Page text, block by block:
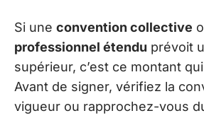
Si une convention collective
professionnel étendu prévoit
supérieur, c’est ce montant
Avant de signer, vérifiez la
vigueur ou rapprochez-vous